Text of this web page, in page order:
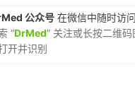
公众号 在微信中随时访问
“DrMed” 关注或长按二维
开并识别